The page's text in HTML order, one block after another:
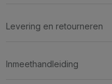
Levering en retourneren
Inmeethandleiding